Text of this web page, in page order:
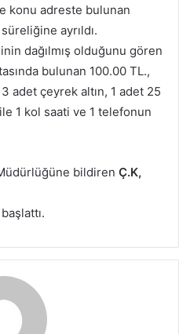
konu adreste bulunan
ayrıldı.
dağılmış olduğunu gören
bulunan 100.00 TL.,
adet çeyrek altın, 1 adet 25
1 kol saati ve 1 telefonun
bildiren Ç.K,